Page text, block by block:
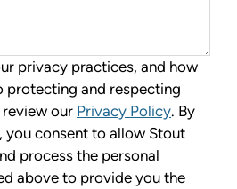
privacy practices, and how
protecting and respecting
our Privacy Policy. By
consent to allow Stout
process the personal
above to provide you the